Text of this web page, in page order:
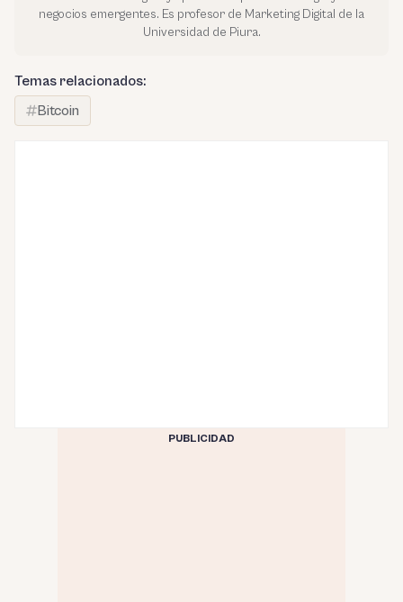
negocios emergentes. Es profesor de Marketing Digital de la
Universidad de Piura.
Temas relacionados:
Bitcoin
PUBLICIDAD